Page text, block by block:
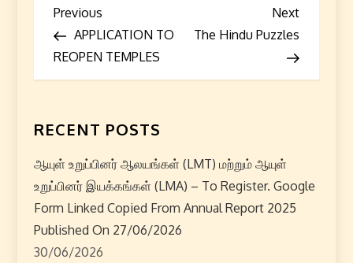
P
o
s
t
n
a
v
Previous
Post
Previous
APPLICATION TO
REOPEN TEMPLES
Next
Next
The Hindu Puzzles
RECENT POSTS
ஆயுள் உறுப்பினர் ஆலயங்கள் (LMT) மற்றும் ஆயுள்
உறுப்பினர் இயக்கங்கள் (LMA) – To Register. Google
Form Linked Copied From Annual Report 2025
Published On 27/06/2026
30/06/2026